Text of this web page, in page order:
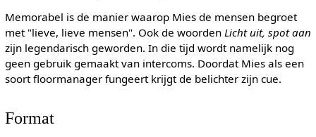
Memorabel is de manier waarop Mies de mensen begroet
met "lieve, lieve mensen". Ook de woorden Licht uit, spot aan
zijn legendarisch geworden. In die tijd wordt namelijk nog
geen gebruik gemaakt van intercoms. Doordat Mies als een
soort floormanager fungeert krijgt de belichter zijn cue.
Format